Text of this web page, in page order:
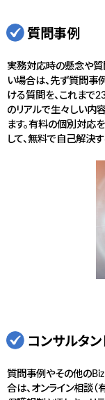
質問事例
実務対応時の懸念や質
い場合は、先ず質問事
ける質問を、これまで
のリアルで生々しい内
ます。有料の個別対応
して、無料で自己解決
コンサルタ
質問事例やその他の
合は、オンライン相談